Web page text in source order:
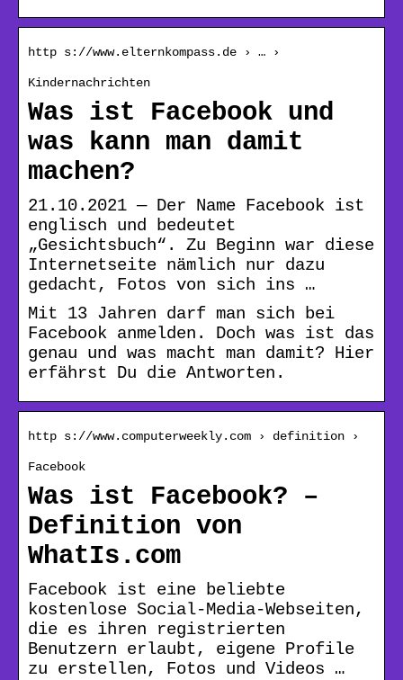
http s://www.elternkompass.de › … ›
Kindernachrichten
Was ist Facebook und
was kann man damit
machen?
21.10.2021 — Der Name Facebook ist
englisch und bedeutet
„Gesichtsbuch“. Zu Beginn war diese
Internetseite nämlich nur dazu
gedacht, Fotos von sich ins …
Mit 13 Jahren darf man sich bei
Facebook anmelden. Doch was ist das
genau und was macht man damit? Hier
erfährst Du die Antworten.
http s://www.computerweekly.com › definition ›
Facebook
Was ist Facebook? –
Definition von
WhatIs.com
Facebook ist eine beliebte
kostenlose Social-Media-Webseiten,
die es ihren registrierten
Benutzern erlaubt, eigene Profile
zu erstellen, Fotos und Videos …